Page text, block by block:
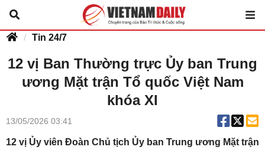
Tin 24/7
12 vị Ban Thường trực Ủy ban Trung
ương Mặt trận Tổ quốc Việt Nam
khóa XI
13/05/2026 03:41
12 vị Ủy viên Đoàn Chủ tịch Ủy ban Trung ương Mặt trận